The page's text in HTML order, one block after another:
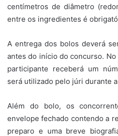
centímetros de diâmetro
entre os ingredientes é
A entrega dos bolos deverá
antes do início do concurso.
participante receberá um
será utilizado pelo júri durante
Além do bolo, os
envelope fechado contendo a
preparo e uma breve